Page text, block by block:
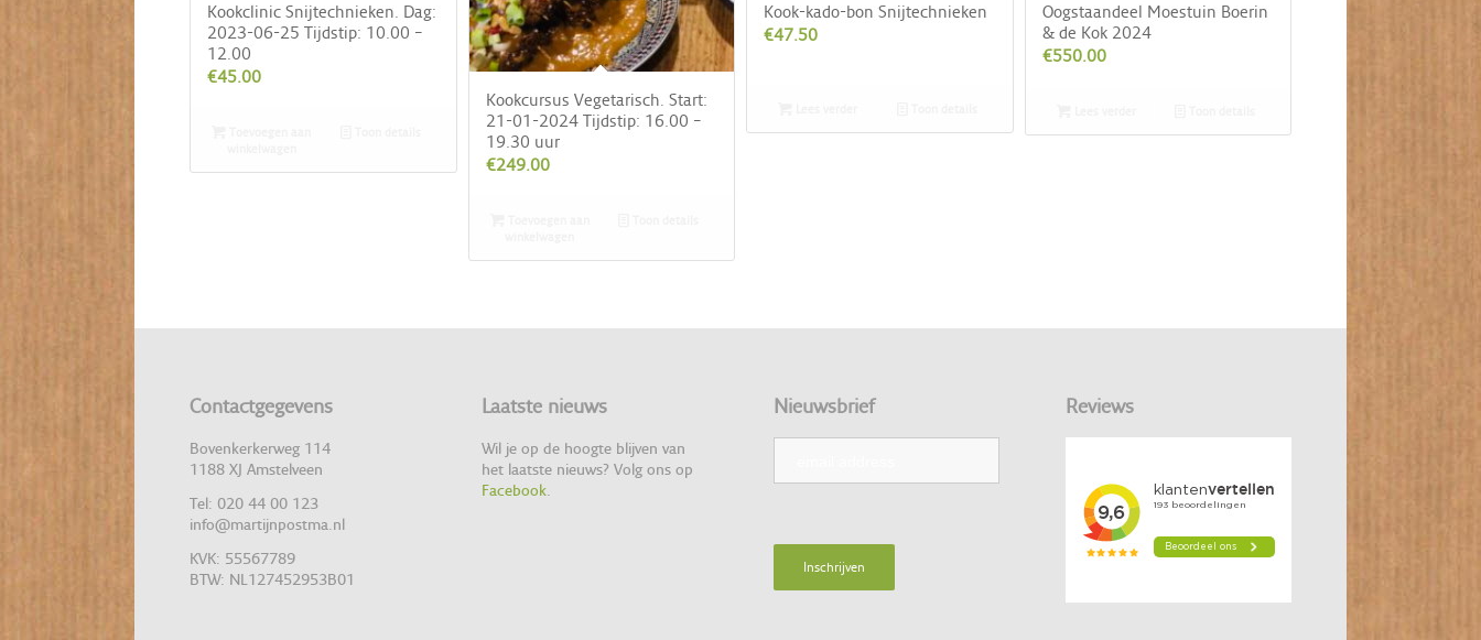
Kookclinic Snijtechnieken. Dag:
2023-06-25 Tijdstip: 10.00 –
12.00
€45.00
Kookcursus Vegetarisch. Start:
21-01-2024 Tijdstip: 16.00 –
19.30 uur
€249.00
Kook-kado-bon Snijtechnieken
€47.50
Oogstaandeel Moestuin Boerin
& de Kok 2024
€550.00
Contactgegevens
Bovenkerkerweg 114
1188 XJ Amstelveen
Tel: 020 44 00 123
info@martijnpostma.nl
KVK: 55567789
BTW: NL127452953B01
Laatste nieuws
Wil je op de hoogte blijven van
het laatste nieuws? Volg ons op
Facebook.
Nieuwsbrief Reviews